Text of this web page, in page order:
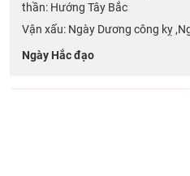
thần: Hướng Tây Bắc
Vận xấu: Ngày Dương công kỵ
Ngày Hắc đạo